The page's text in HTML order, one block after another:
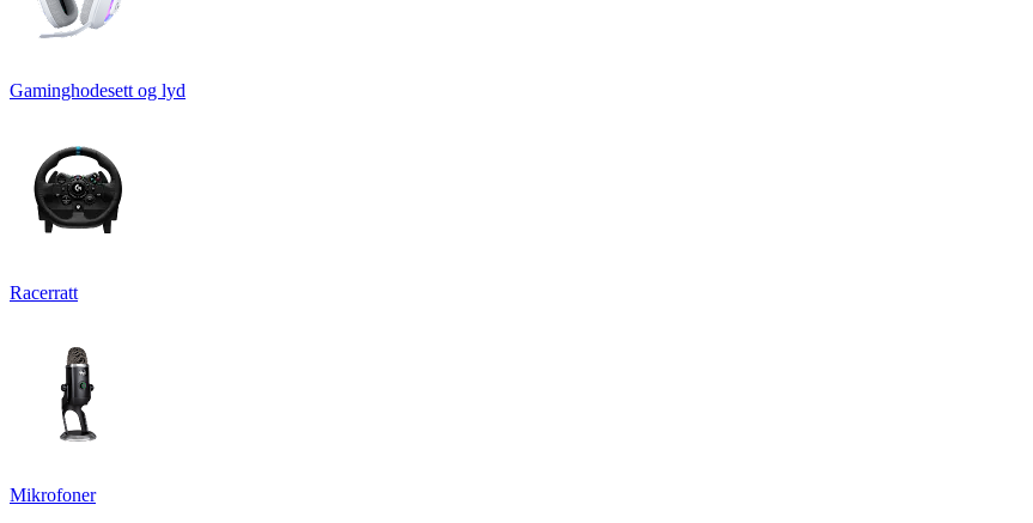
Gaminghodesett og lyd
Racerratt
Mikrofoner